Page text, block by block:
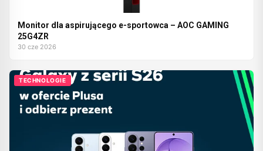
Monitor dla aspirującego e-sportowca – AOC GAMING
25G4ZR
30 cze 2026
TECHNOLOGIE